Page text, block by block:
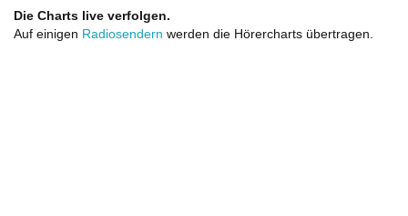
Die Charts live verfolgen.
Auf einigen Radiosendern werden die Hörercharts übertragen.